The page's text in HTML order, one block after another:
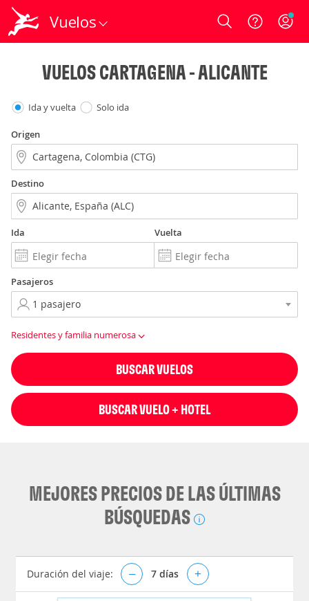
Vuelos Login
VUELOS CARTAGENA - ALICANTE
Ida y vuelta Solo ida
Origen
Destino
Ida Vuelta
Pasajeros
Residentes y familia numerosa
BUSCAR VUELOS
BUSCAR VUELO + HOTEL
MEJORES PRECIOS DE LAS ÚLTIMAS
BÚSQUEDAS
Duración del viaje: – 7 días +